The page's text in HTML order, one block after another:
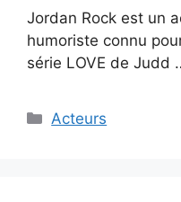
Jordan Rock est un
humoriste connu
série LOVE de Judd
Categories
Acteurs